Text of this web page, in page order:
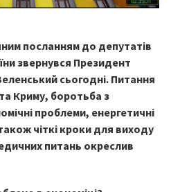
посланням до депутатів
звернувся Президент
сьогодні. Питання
Криму, боротьба з
проблеми, енергетичні
чіткі кроки для виходу
питань окреслив